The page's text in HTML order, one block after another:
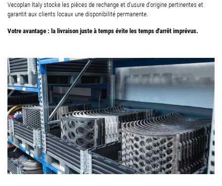
Vecoplan Italy stocke les pièces de rechange et d'usure d'origine pertinentes et
garantit aux clients locaux une disponibilité permanente.
Votre avantage : la livraison juste à temps évite les temps d'arrêt imprévus.